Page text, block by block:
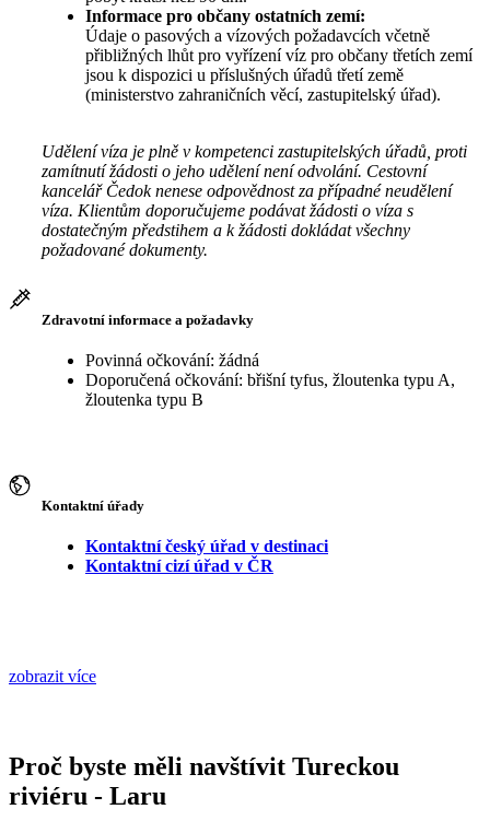
Informace pro občany ostatních zemí:
Údaje o pasových a vízových požadavcích včetně
přibližných lhůt pro vyřízení víz pro občany třetích zemí
jsou k dispozici u příslušných úřadů třetí země
(ministerstvo zahraničních věcí, zastupitelský úřad).
Udělení víza je plně v kompetenci zastupitelských úřadů, proti
zamítnutí žádosti o jeho udělení není odvolání. Cestovní
kancelář Čedok nenese odpovědnost za případné neudělení
víza. Klientům doporučujeme podávat žádosti o víza s
dostatečným předstihem a k žádosti dokládat všechny
požadované dokumenty.
Zdravotní informace a požadavky
Povinná očkování: žádná
Doporučená očkování: břišní tyfus, žloutenka typu A,
žloutenka typu B
Kontaktní úřady
Kontaktní český úřad v destinaci
Kontaktní cizí úřad v ČR
zobrazit více
Proč byste měli navštívit Tureckou
riviéru - Laru